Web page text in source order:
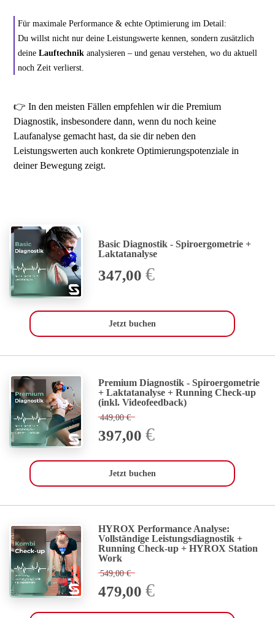
Für maximale Performance & echte Optimierung im Detail:
Du willst nicht nur deine Leistungswerte kennen, sondern zusätzlich
deineLauftechnik analysieren – und genau verstehen, wo du aktuell
noch Zeit verlierst.
👉 In den meisten Fällen empfehlen wir die Premium
Diagnostik, insbesondere dann, wenn du noch keine
Laufanalyse gemacht hast, da sie dir neben den
Leistungswerten auch konkrete Optimierungspotenziale in
deiner Bewegung zeigt.
Basic Diagnostik - Spiroergometrie +
Laktatanalyse
347,00 €
Jetzt buchen
Premium Diagnostik - Spiroergometrie
+ Laktatanalyse + Running Check-up
(inkl. Videofeedback)
449,00 €
397,00 €
Jetzt buchen
HYROX Performance Analyse:
Vollständige Leistungsdiagnostik +
Running Check-up + HYROX Station
Work
549,00 €
479,00 €